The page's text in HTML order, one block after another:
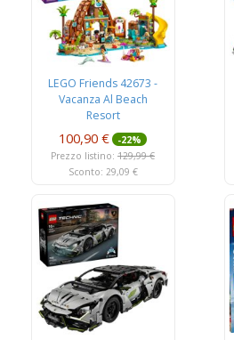
LEGO Friends 42673 -
Vacanza Al Beach
Resort
100,90 €
-22%
Prezzo listino: 129,99 €
Sconto: 29,09 €